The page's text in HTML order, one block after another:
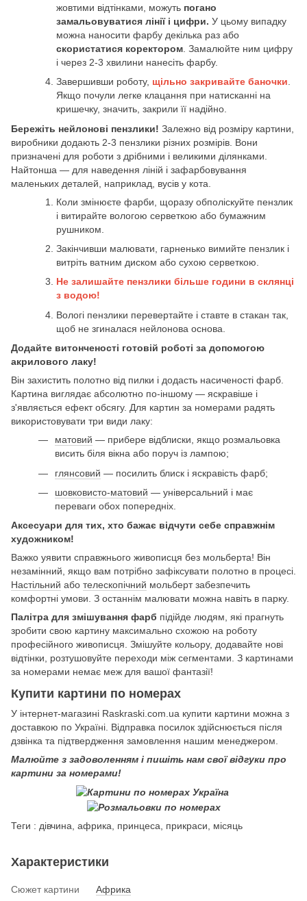
жовтими відтінками, можуть погано
замальовуватися лінії і цифри. У цьому випадку
можна наносити фарбу декілька раз або
скористатися коректором . Замалюйте ним цифру
і через 2-3 хвилини нанесіть фарбу.
Завершивши роботу, щільно закривайте баночки.
Якщо почули легке клацання при натисканні на
кришечку, значить, закрили її надійно.
Бережіть нейлонові пензлики! Залежно від розміру картини,
виробники додають 2-3 пензлики різних розмірів. Вони
призначені для роботи з дрібними і великими ділянками.
Найтонша — для наведення ліній і зафарбовування
маленьких деталей, наприклад, вусів у кота.
Коли змінюєте фарби, щоразу обполіскуйте пензлик
і витирайте вологою серветкою або бумажним
рушником.
Закінчивши малювати, гарненько вимийте пензлик і
витріть ватним диском або сухою серветкою.
Не залишайте пензлики більше години в склянці
з водою!
Вологі пензлики перевертайте і ставте в стакан так,
щоб не згиналася нейлонова основа.
Додайте витонченості готовій роботі за допомогою
акрилового лаку!
Він захистить полотно від пилки і додасть насиченості фарб.
Картина виглядає абсолютно по-іншому — яскравіше і
з'являється ефект обсягу. Для картин за номерами радять
використовувати три види лаку:
матовий — прибере відблиски, якщо розмальовка
висить біля вікна або поруч із лампою;
глянсовий — посилить блиск і яскравість фарб;
шовковисто-матовий — універсальний і має
переваги обох попередніх.
Аксесуари для тих, хто бажає відчути себе справжнім
художником!
Важко уявити справжнього живописця без мольберта! Він
незамінний, якщо вам потрібно зафіксувати полотно в процесі.
Настільний або телескопічний мольберт забезпечить
комфортні умови. З останнім малювати можна навіть в парку.
Палітра для змішування фарб підійде людям, які прагнуть
зробити свою картину максимально схожою на роботу
професійного живописця. Змішуйте кольору, додавайте нові
відтінки, розтушовуйте переходи між сегментами. З картинами
за номерами немає меж для вашої фантазії!
Купити картини по номерах
У інтернет-магазині Raskraski.com.ua купити картини можна з
доставкою по Україні. Відправка посилок здійснюється після
дзвінка та підтвердження замовлення нашим менеджером.
Малюйте з задоволенням і пишіть нам свої відгуки про
картини за номерами!
Теги : дівчина, африка, принцеса, прикраси, місяць
Характеристики
Сюжет картини
Африка